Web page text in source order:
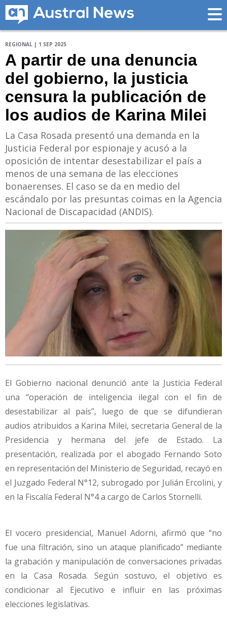
REGIONAL | 1 SEP 2025
A partir de una denuncia
del gobierno, la justicia
censura la publicación de
los audios de Karina Milei
La Casa Rosada presentó una demanda en la
Justicia Federal por espionaje y acusó a la
oposición de intentar desestabilizar el país a
menos de una semana de las elecciones
bonaerenses. El caso se da en medio del
escándalo por las presuntas coimas en la Agencia
Nacional de Discapacidad (ANDIS).
El Gobierno nacional denunció ante la Justicia Federal
una “operación de inteligencia ilegal con el fin de
desestabilizar al país”, luego de que se difundieran
audios atribuidos a Karina Milei, secretaria General de la
Presidencia y hermana del jefe de Estado. La
presentación, realizada por el abogado Fernando Soto
en representación del Ministerio de Seguridad, recayó en
el Juzgado Federal N°12, subrogado por Julián Ercolini, y
en la Fiscalía Federal N°4 a cargo de Carlos Stornelli.
El vocero presidencial, Manuel Adorni, afirmó que “no
fue una filtración, sino un ataque planificado” mediante
la grabación y manipulación de conversaciones privadas
en la Casa Rosada. Según sostuvo, el objetivo es
condicionar al Ejecutivo e influir en las próximas
elecciones legislativas.